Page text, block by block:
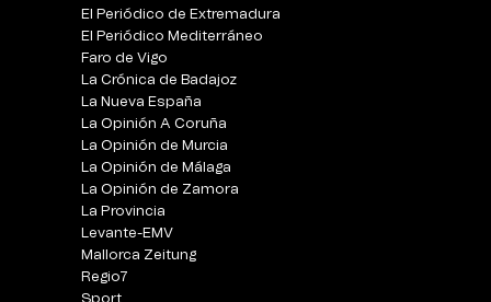
El Periódico de Extremadura
El Periódico Mediterráneo
Faro de Vigo
La Crónica de Badajoz
La Nueva España
La Opinión A Coruña
La Opinión de Murcia
La Opinión de Málaga
La Opinión de Zamora
La Provincia
Levante-EMV
Mallorca Zeitung
Regio7